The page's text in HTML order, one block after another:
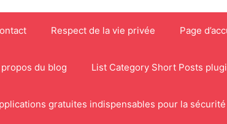
Respect de la vie privée Page
du blog List Category Short Posts
gratuites indispensables pour la